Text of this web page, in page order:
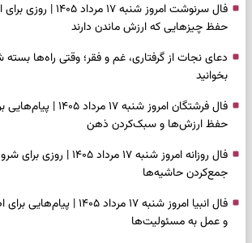
فال سرنوشت امروز شنبه
حفظ چیزهایی که ارزش ماندن دارند
دعای نجات از گرفتاری، غم و فقر؛ وقتی راه‌ها بسته
بخوانید
فال فرشتگان امروز شنبه
حفظ ارزش‌ها و سبک‌کردن ذهن
فال روزانه امروز شنبه ۱۷
جمع‌کردن حاشیه‌ها
فال انبیا امروز شنبه ۱۷
و عمل به مسئولیت‌ها